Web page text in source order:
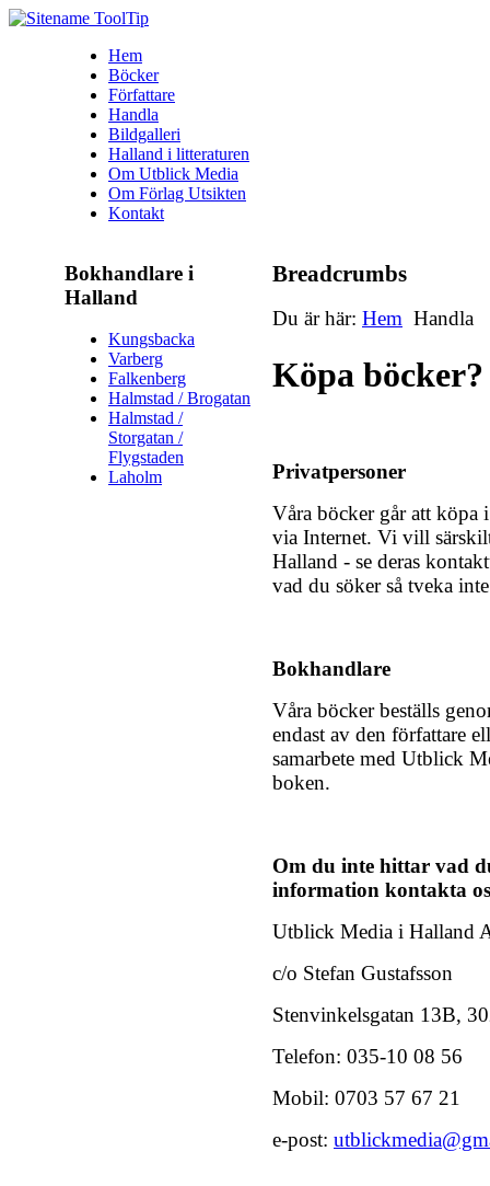
Hem
Böcker
Författare
Handla
Bildgalleri
Halland i litteraturen
Om Utblick Media
Om Förlag Utsikten
Kontakt
Bokhandlare i
Halland
Kungsbacka
Varberg
Falkenberg
Halmstad / Brogatan
Halmstad /
Storgatan /
Flygstaden
Laholm
Breadcrumbs
Du är här: Hem Handla
Köpa böcker?
Privatpersoner
Våra böcker går att
via Internet. Vi vill
Halland - se deras
vad du söker så tveka
Bokhandlare
Våra böcker beställs
endast av den författare
samarbete med Utblick
boken.
Om du inte hittar vad
information kontakta
Utblick Media i Halland
c/o Stefan Gustafsson
Stenvinkelsgatan 13B,
Telefon: 035-10 08 56
Mobil: 0703 57 67 21
e-post: